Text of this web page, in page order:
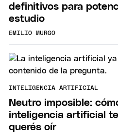
definitivos para
estudio
EMILIO MURGO
INTELIGENCIA ARTIFICIAL
Neutro imposible:
inteligencia artificial
querés oír